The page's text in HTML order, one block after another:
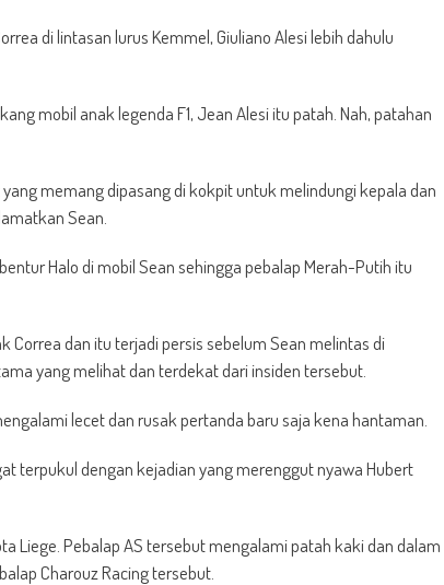
di lintasan lurus Kemmel, Giuliano Alesi lebih dahulu
mobil anak legenda F1, Jean Alesi itu patah. Nah, patahan
memang dipasang di kokpit untuk melindungi kepala dan
Sean.
Halo di mobil Sean sehingga pebalap Merah-Putih itu
Correa dan itu terjadi persis sebelum Sean melintas di
yang melihat dan terdekat dari insiden tersebut.
lecet dan rusak pertanda baru saja kena hantaman.
terpukul dengan kejadian yang merenggut nyawa Hubert
Liege. Pebalap AS tersebut mengalami patah kaki dan dalam
Charouz Racing tersebut.